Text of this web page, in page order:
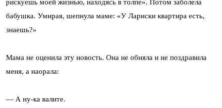
рискуешь моей жизнью, находясь в толпе». Потом заболела
бабушка. Умирая, шепнула маме: «У Лариски квартира есть,
знаешь?»
Мама не оценила эту новость. Она не обняла и не поздравила
меня, а наорала:
— А ну-ка валите.